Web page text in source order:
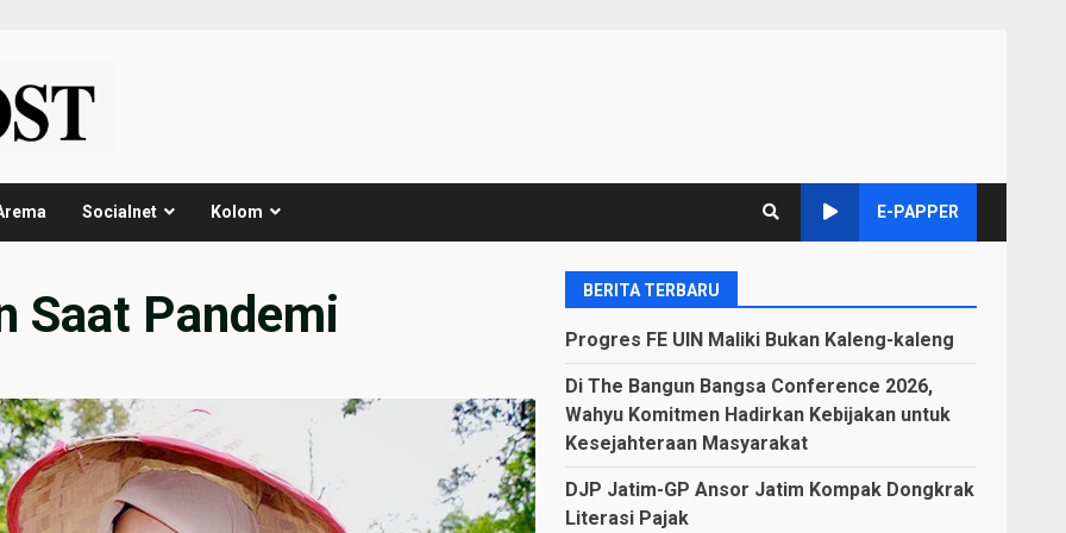
Socialnet Kolom E-PAPPER
Saat Pandemi BERITA TERBARU
Progres FE UIN Maliki Bukan Kaleng-kaleng
Di The Bangun Bangsa Conference 2026,
Wahyu Komitmen Hadirkan Kebijakan untuk
Kesejahteraan Masyarakat
DJP Jatim-GP Ansor Jatim Kompak Dongkrak
Literasi Pajak